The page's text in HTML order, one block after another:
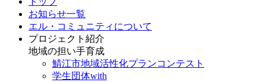
お知らせ一覧
エル・コミュニティについて
プロジェクト紹介
地域の担い手育成
鯖江市地域活性化プランコンテスト
学生団体with